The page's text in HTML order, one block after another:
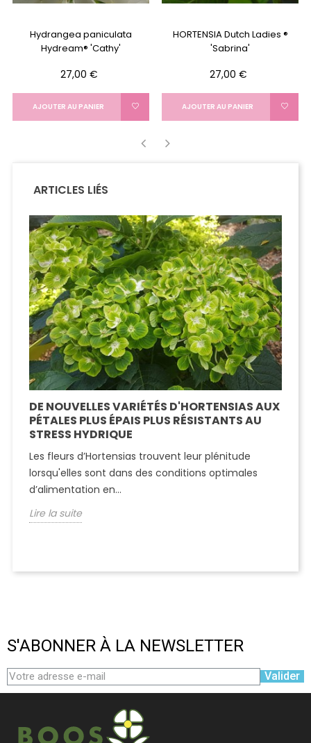
Hydrangea paniculata
Hydream® 'Cathy'
Prix
27,00 €
AJOUTER AU PANIER
HORTENSIA Dutch Ladies ®
'Sabrina'
Prix
27,00 €
AJOUTER AU PANIER
ARTICLES LIÉS
DE NOUVELLES VARIÉTÉS D'HORTENSIAS AUX
PÉTALES PLUS ÉPAIS PLUS RÉSISTANTS AU
STRESS HYDRIQUE
Les fleurs d’Hortensias trouvent leur plénitude
lorsqu'elles sont dans des conditions optimales
d’alimentation en...
Lire la suite
S'ABONNER À LA NEWSLETTER
Valider